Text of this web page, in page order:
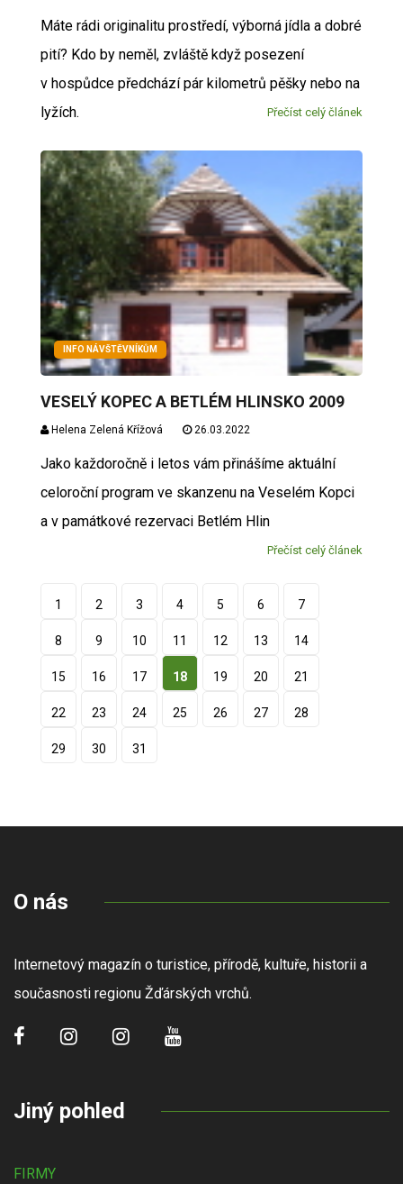
Máte rádi originalitu prostředí, výborná jídla a dobré
pití? Kdo by neměl, zvláště když posezení
v hospůdce předchází pár kilometrů pěšky nebo na
lyžích.
Přečíst celý článek
INFO NÁVŠTĚVNÍKŮM
VESELÝ KOPEC A BETLÉM HLINSKO 2009
Helena Zelená Křížová 26.03.2022
Jako každoročně i letos vám přinášíme aktuální
celoroční program ve skanzenu na Veselém Kopci
a v památkové rezervaci Betlém Hlin
Přečíst celý článek
1 2 3 4 5 6 7
8 9 10 11 12 13 14
15 16 17 18 19 20 21
22 23 24 25 26 27 28
29 30 31
O nás
Internetový magazín o turistice, přírodě, kultuře, historii a
současnosti regionu Žďárských vrchů.
Jiný pohled
FIRMY